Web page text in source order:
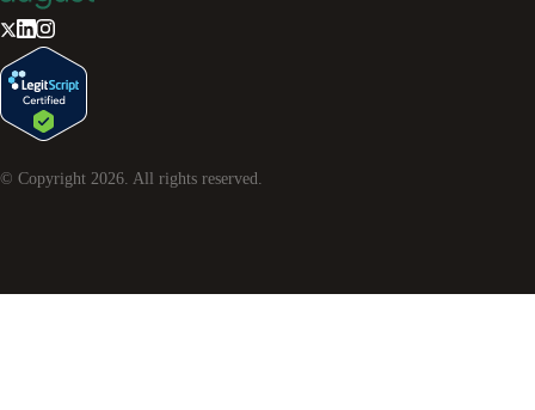
© Copyright 2026 . All rights reserved.